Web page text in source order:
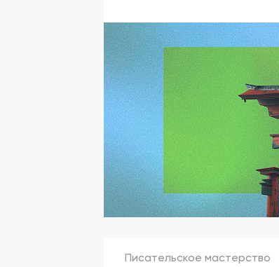
Писательское мастерство